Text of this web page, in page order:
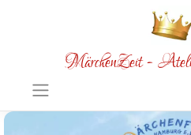
MärchenZeit -